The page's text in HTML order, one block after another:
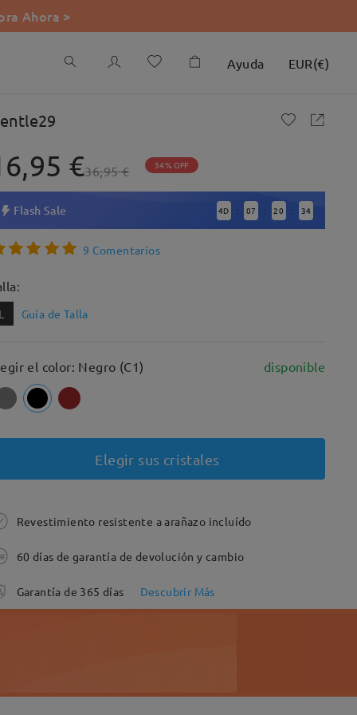
Ahora >
Ayuda EUR(€)
€36,95 € 54% OFF
Flash Sale 4D : 07 : 20 : 33
9 Comentarios
L Guía de Talla
el color: Negro (C1) disponible
Elegir sus cristales
Revestimiento resistente a arañazo incluído
60 días de garantía de devolución y cambio
Garantía de 365 días Descubrir Más